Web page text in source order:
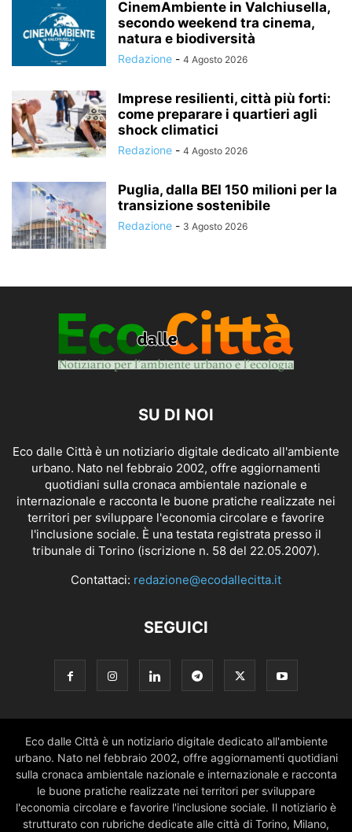
CinemAmbiente in Valchiusella,
secondo weekend tra cinema,
natura e biodiversità
Redazione - 4 Agosto 2026
Imprese resilienti, città più forti:
come preparare i quartieri agli
shock climatici
Redazione - 4 Agosto 2026
Puglia, dalla BEI 150 milioni per la
transizione sostenibile
Redazione - 3 Agosto 2026
SU DI NOI
Eco dalle Città è un notiziario digitale dedicato all'ambiente
urbano. Nato nel febbraio 2002, offre aggiornamenti
quotidiani sulla cronaca ambientale nazionale e
internazionale e racconta le buone pratiche realizzate nei
territori per sviluppare l'economia circolare e favorire
l'inclusione sociale. È una testata registrata presso il
tribunale di Torino (iscrizione n. 58 del 22.05.2007).
Contattaci: redazione@ecodallecitta.it
SEGUICI
Eco dalle Città è un notiziario digitale dedicato all'ambiente
urbano. Nato nel febbraio 2002, offre aggiornamenti quotidiani
sulla cronaca ambientale nazionale e internazionale e racconta
le buone pratiche realizzate nei territori per sviluppare
l'economia circolare e favorire l'inclusione sociale. Il notiziario è
strutturato con rubriche dedicate alle città di Torino, Milano,